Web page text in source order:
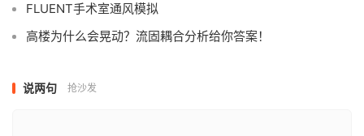
FLUENT手术室通风模拟
高楼为什么会晃动？流固耦合分析给你答案！
说两句 抢沙发